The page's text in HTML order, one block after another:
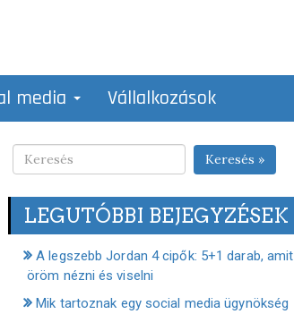
media Vállalkozások
Keresés »
LEGUTÓBBI BEJEGYZÉSEK
A legszebb Jordan 4 cipők: 5+1 darab, amit
öröm nézni és viselni
Mik tartoznak egy social media ügynökség